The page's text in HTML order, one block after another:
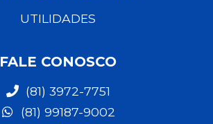
UTILIDADES
FALE CONOSCO
(81) 3972-7751
(81) 99187-9002